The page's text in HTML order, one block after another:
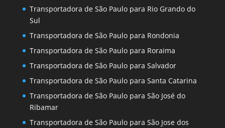
Transportadora de São Paulo para Rio Grando do
Sul
Transportadora de São Paulo para Rondonia
Transportadora de São Paulo para Roraima
Transportadora de São Paulo para Salvador
Transportadora de São Paulo para Santa Catarina
Transportadora de São Paulo para São José do
Ribamar
Transportadora de São Paulo para São Jose dos